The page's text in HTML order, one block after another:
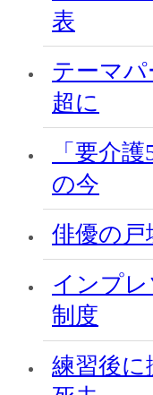
表
テーマパ
超に
「要介
の今
俳優の戸
インプ
制度
練習後に